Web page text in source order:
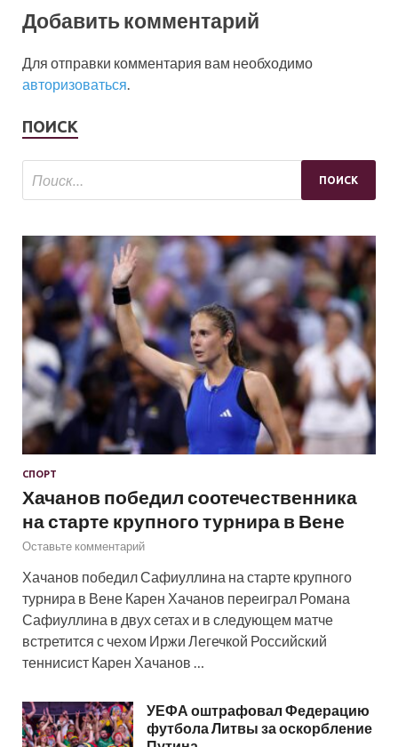
Добавить комментарий
Для отправки комментария вам необходимо
авторизоваться.
ПОИСК
СПОРТ
Хачанов победил соотечественника
на старте крупного турнира в Вене
Оставьте комментарий
Хачанов победил Сафиуллина на старте крупного
турнира в Вене Карен Хачанов переиграл Романа
Сафиуллина в двух сетах и в следующем матче
встретится с чехом Иржи Легечкой Российский
теннисист Карен Хачанов …
УЕФА оштрафовал Федерацию
футбола Литвы за оскорбление